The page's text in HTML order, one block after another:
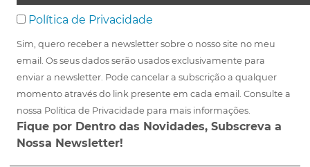
Política de Privacidade
Sim, quero receber a newsletter sobre o nosso site no meu
email. Os seus dados serão usados exclusivamente para
enviar a newsletter. Pode cancelar a subscrição a qualquer
momento através do link presente em cada email. Consulte a
nossa Política de Privacidade para mais informações.
Fique por Dentro das Novidades, Subscreva a
Nossa Newsletter!